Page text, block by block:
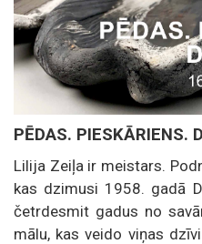
PĒDAS. PIESKĀRIENS.
Lilija Zeiļa ir meistars.
kas dzimusi 1958. gadā
četrdesmit gadus no
mālu, kas veido viņas